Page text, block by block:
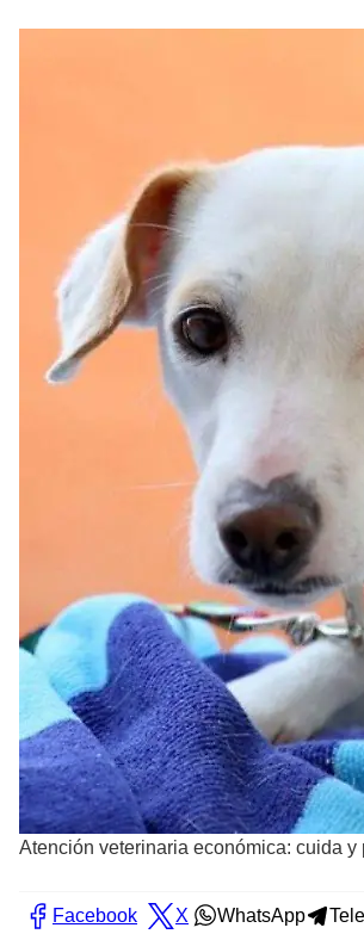
Atención veterinaria económica: cuida
Facebook X WhatsApp